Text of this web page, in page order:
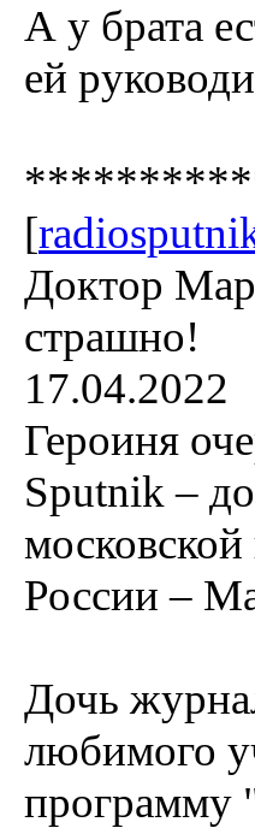
А у брата
ей
[
Доктор
страшно!
17.04.2022
Героиня
Sputnik –
России –
Дочь
любимого
программу